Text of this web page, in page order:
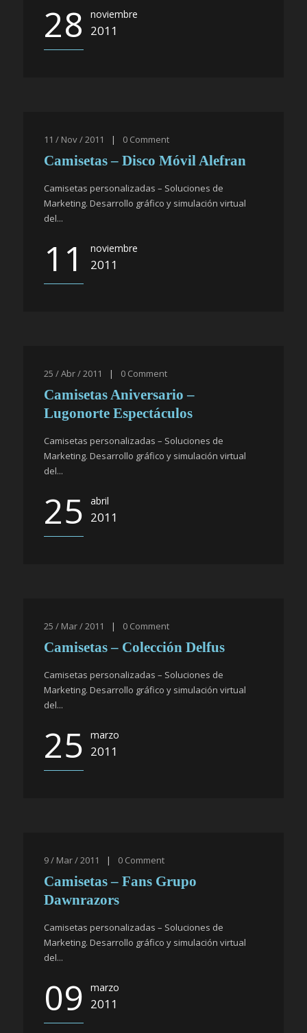
28 noviembre
2011
11 / Nov / 2011 | 0 Comment
Camisetas – Disco Móvil Alefran
Camisetas personalizadas – Soluciones de
Marketing. Desarrollo gráfico y simulación virtual
del...
11 noviembre
2011
25 / Abr / 2011 | 0 Comment
Camisetas Aniversario –
Lugonorte Espectáculos
Camisetas personalizadas – Soluciones de
Marketing. Desarrollo gráfico y simulación virtual
del...
25 abril
2011
25 / Mar / 2011 | 0 Comment
Camisetas – Colección Delfus
Camisetas personalizadas – Soluciones de
Marketing. Desarrollo gráfico y simulación virtual
del...
25 marzo
2011
9 / Mar / 2011 | 0 Comment
Camisetas – Fans Grupo
Dawnrazors
Camisetas personalizadas – Soluciones de
Marketing. Desarrollo gráfico y simulación virtual
del...
09 marzo
2011